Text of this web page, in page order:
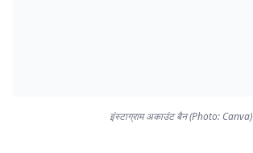
इंस्टाग्राम अकाउंट बैन (Photo: Canva)